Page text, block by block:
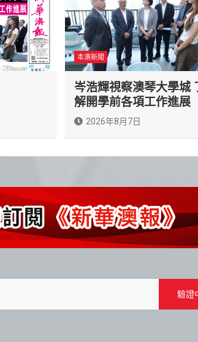
本澳新聞
岑浩輝視察澳琴大學城
解開學前各項工作進展
2026年8月7日